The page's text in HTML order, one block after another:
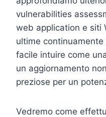
vulnerabilities
web application e siti
ultime
facile intuire come
un aggiornamento
preziose per un
Vedremo come